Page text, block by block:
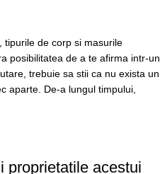
tipurile de corp si masurile
posibilitatea de a te afirma intr-un
trebuie sa stii ca nu exista un
aparte. De-a lungul timpului,
proprietatile acestui